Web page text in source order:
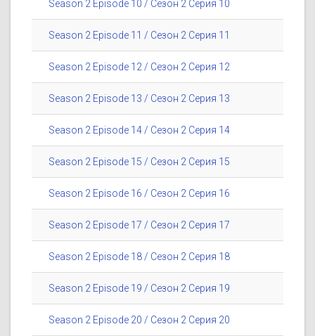
Season 2 Episode 10 / Сезон 2 Серия 10
Season 2 Episode 11 / Сезон 2 Серия 11
Season 2 Episode 12 / Сезон 2 Серия 12
Season 2 Episode 13 / Сезон 2 Серия 13
Season 2 Episode 14 / Сезон 2 Серия 14
Season 2 Episode 15 / Сезон 2 Серия 15
Season 2 Episode 16 / Сезон 2 Серия 16
Season 2 Episode 17 / Сезон 2 Серия 17
Season 2 Episode 18 / Сезон 2 Серия 18
Season 2 Episode 19 / Сезон 2 Серия 19
Season 2 Episode 20 / Сезон 2 Серия 20